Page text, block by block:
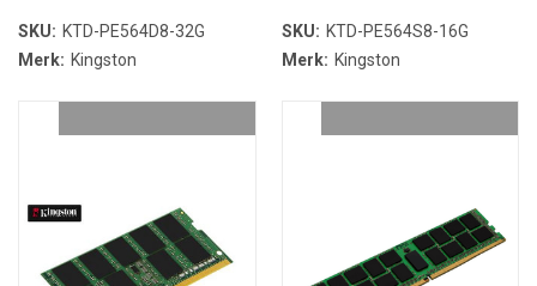
SKU: KTD-PE564D8-32G
Merk: Kingston
SKU: KTD-PE564S8-16G
Merk: Kingston